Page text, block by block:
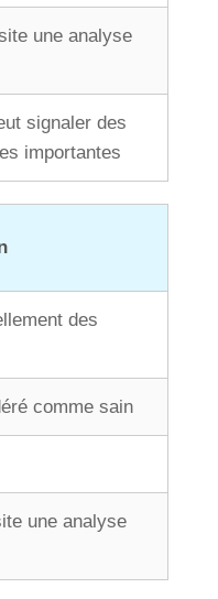
une analyse
signaler des
importantes
des
comme sain
une analyse